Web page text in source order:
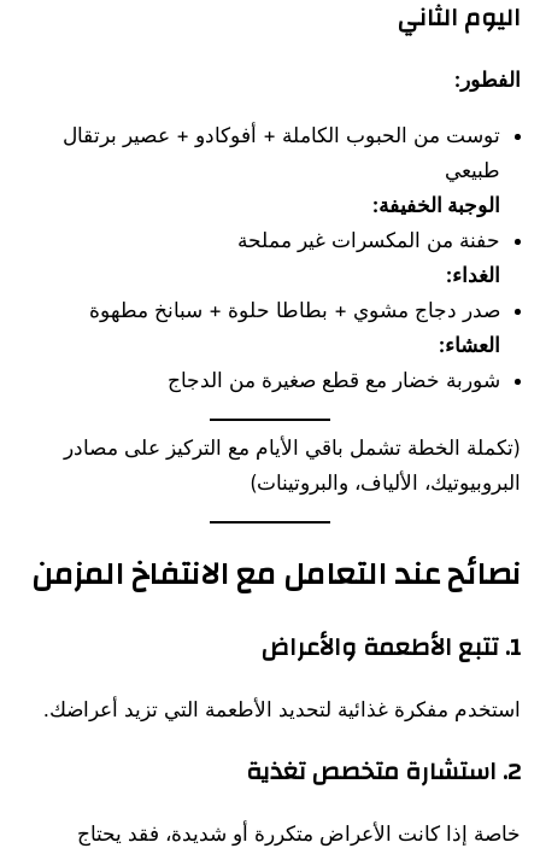
اليوم الثاني
الفطور:
توست من الحبوب الكاملة + أفوكادو + عصير برتقال
طبيعي
الوجبة الخفيفة:
حفنة من المكسرات غير مملحة
الغداء:
صدر دجاج مشوي + بطاطا حلوة + سبانخ مطهوة
العشاء:
شوربة خضار مع قطع صغيرة من الدجاج
(تكملة الخطة تشمل باقي الأيام مع التركيز على مصادر
البروبيوتيك، الألياف، والبروتينات)
نصائح عند التعامل مع الانتفاخ المزمن
1. تتبع الأطعمة والأعراض
استخدم مفكرة غذائية لتحديد الأطعمة التي تزيد أعراضك.
2. استشارة متخصص تغذية
خاصة إذا كانت الأعراض متكررة أو شديدة، فقد يحتاج